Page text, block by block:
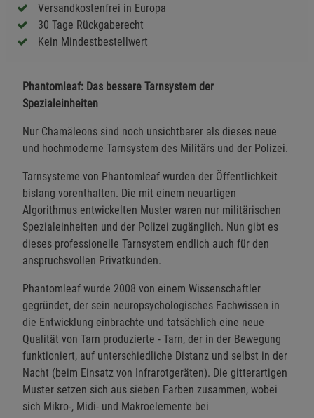
Versandkostenfrei in Europa
30 Tage Rückgaberecht
Kein Mindestbestellwert
Phantomleaf: Das bessere Tarnsystem der
Spezialeinheiten
Nur Chamäleons sind noch unsichtbarer als dieses neue
und hochmoderne Tarnsystem des Militärs und der Polizei.
Tarnsysteme von Phantomleaf wurden der Öffentlichkeit
bislang vorenthalten. Die mit einem neuartigen
Algorithmus entwickelten Muster waren nur militärischen
Spezialeinheiten und der Polizei zugänglich. Nun gibt es
dieses professionelle Tarnsystem endlich auch für den
anspruchsvollen Privatkunden.
Phantomleaf wurde 2008 von einem Wissenschaftler
gegründet, der sein neuropsychologisches Fachwissen in
die Entwicklung einbrachte und tatsächlich eine neue
Qualität von Tarn produzierte - Tarn, der in der Bewegung
funktioniert, auf unterschiedliche Distanz und selbst in der
Nacht (beim Einsatz von Infrarotgeräten). Die gitterartigen
Muster setzen sich aus sieben Farben zusammen, wobei
sich Mikro-, Midi- und Makroelemente bei